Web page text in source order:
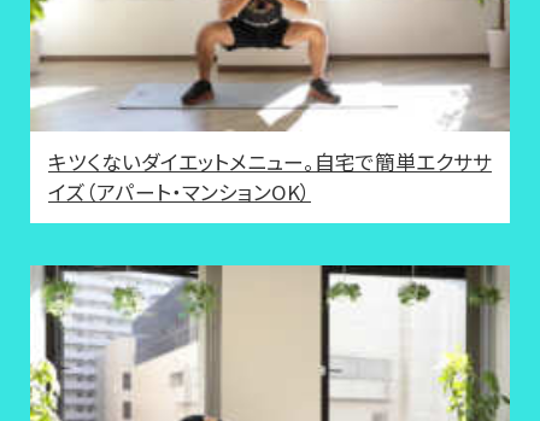
キツくないダイエットメニュー。自宅で簡単エクササ
イズ（アパート・マンションOK）